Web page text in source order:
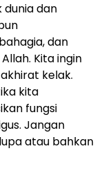
dunia dan
dan
Kita ingin
kelak.
kita
fungsi
Jangan
atau bahkan